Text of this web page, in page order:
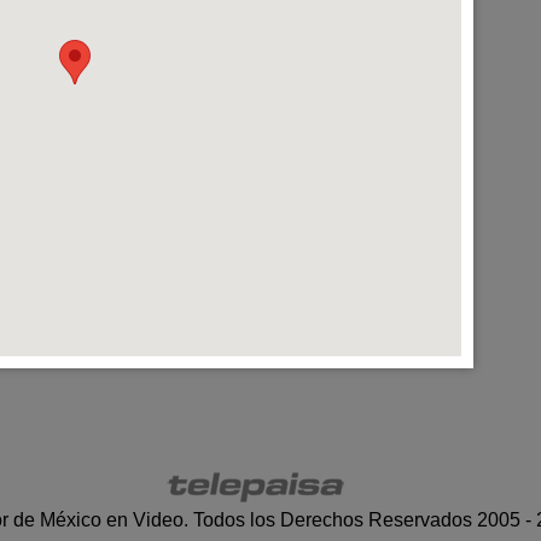
de México en Video. Todos los Derechos Reservados 2005 -